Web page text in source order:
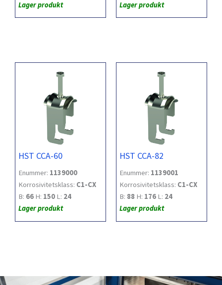
Lager produkt
Lager produkt
HST CCA-60
Enummer: 1139000
Korrosivitetsklass: C1-CX
B: 66 H: 150 L: 24
Lager produkt
HST CCA-82
Enummer: 1139001
Korrosivitetsklass: C1-CX
B: 88 H: 176 L: 24
Lager produkt